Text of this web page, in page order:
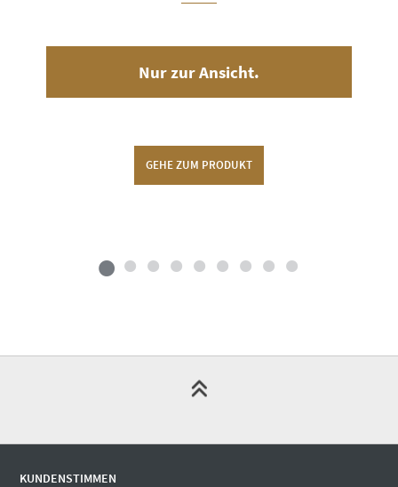
Nur zur Ansicht.
GEHE ZUM PRODUKT
KUNDENSTIMMEN